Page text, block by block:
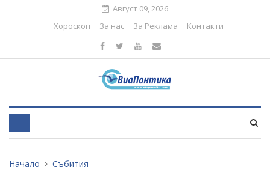
Август 09, 2026
Хороскоп
За нас За Реклама Контакти
Начало Събития